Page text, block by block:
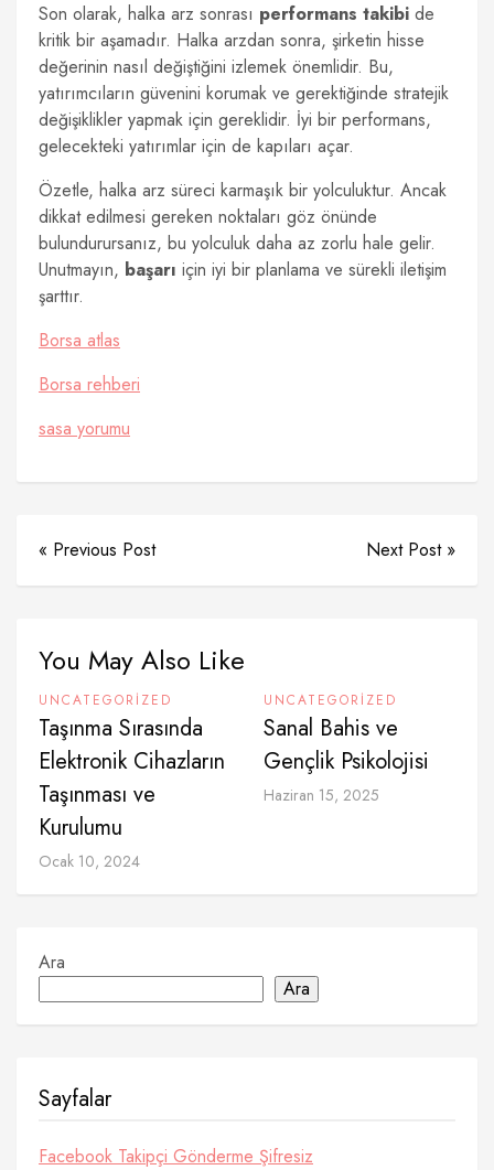
Son olarak, halka arz sonrası performans takibi de
kritik bir aşamadır. Halka arzdan sonra, şirketin hisse
değerinin nasıl değiştiğini izlemek önemlidir. Bu,
yatırımcıların güvenini korumak ve gerektiğinde stratejik
değişiklikler yapmak için gereklidir. İyi bir performans,
gelecekteki yatırımlar için de kapıları açar.
Özetle, halka arz süreci karmaşık bir yolculuktur. Ancak
dikkat edilmesi gereken noktaları göz önünde
bulundurursanız, bu yolculuk daha az zorlu hale gelir.
Unutmayın, başarı için iyi bir planlama ve sürekli iletişim
şarttır.
Borsa atlas
Borsa rehberi
sasa yorumu
« Previous Post Next Post »
You May Also Like
UNCATEGORIZED
Taşınma Sırasında
Elektronik Cihazların
Taşınması ve
Kurulumu
Ocak 10, 2024
UNCATEGORIZED
Sanal Bahis ve
Gençlik Psikolojisi
Haziran 15, 2025
Ara
Ara
Sayfalar
Facebook Takipçi Gönderme Şifresiz